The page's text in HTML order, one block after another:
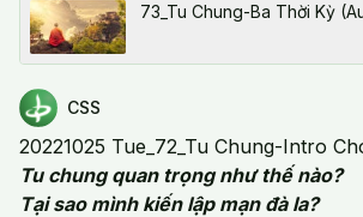
73_Tu Chung-Ba Thời Kỳ
CSS
20221025 Tue_72_Tu Chung-Intro
Tu chung quan trọng như thế nào?
Tại sao mình kiến lập mạn đà la?